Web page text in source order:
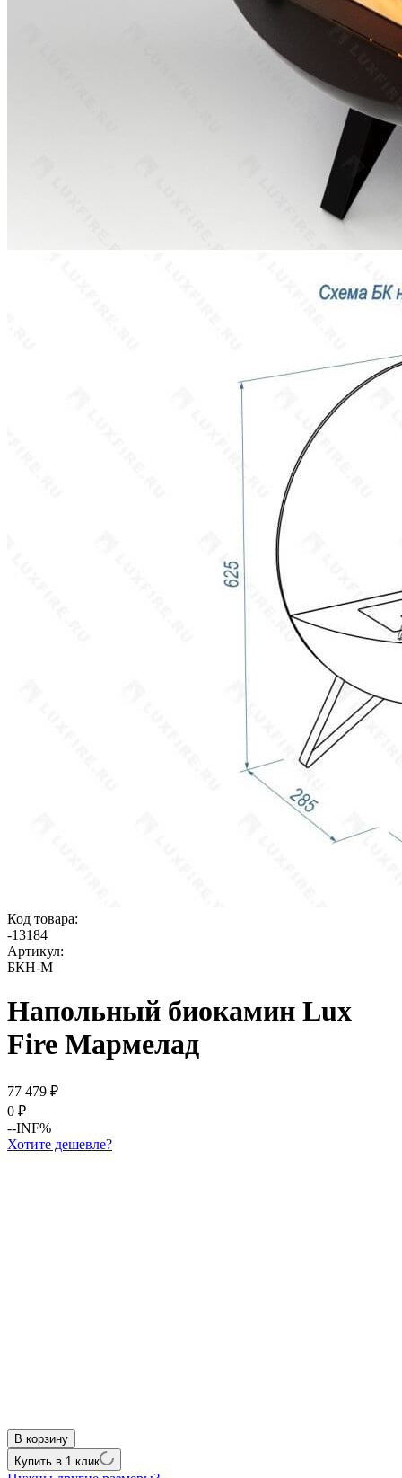
Код товара:
-13184
Артикул:
БКН-М
Напольный биокамин Lux
Fire Мармелад
77 479 ₽
0 ₽
--INF%
Хотите дешевле?
В корзину
Купить в 1 клик